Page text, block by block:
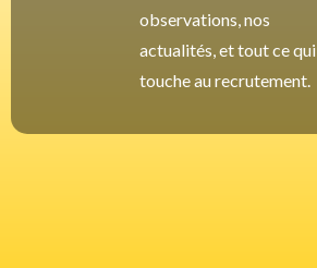
observations, nos
actualités, et tout ce qui
touche au recrutement.